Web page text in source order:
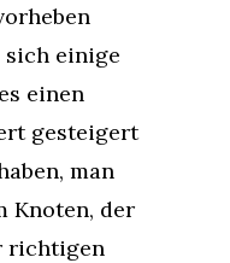
sich einige
einen
gesteigert
man
Knoten, der
richtigen